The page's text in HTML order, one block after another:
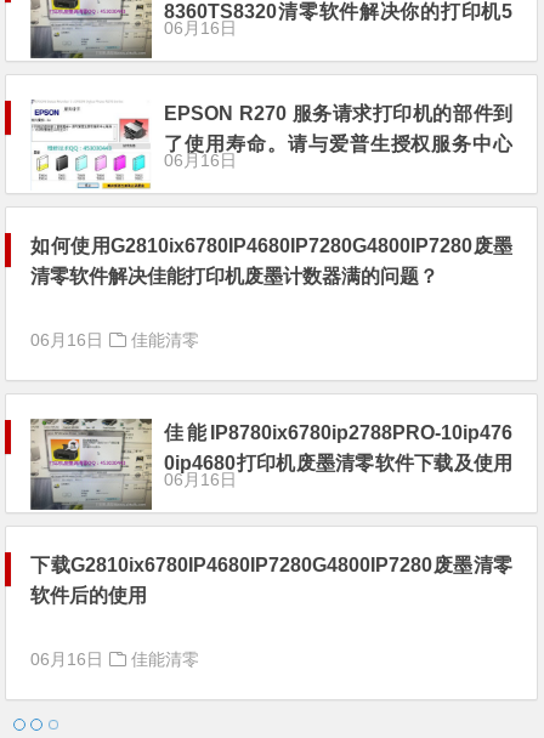
8360TS8320清零软件解决你的打印机5
B00烦恼
06月16日
EPSON R270 服务请求打印机的部件到
了使用寿命。请与爱普生授权服务中心
联系 ，可浏览爱普生公司主页。
06月16日
如何使用G2810ix6780IP4680IP7280G4800IP7280废墨
清零软件解决佳能打印机废墨计数器满的问题？
06月16日 佳能清零
佳能IP8780ix6780ip2788PRO-10ip476
0ip4680打印机废墨清零软件下载及使用
方法教程
06月16日
下载G2810ix6780IP4680IP7280G4800IP7280废墨清零
软件后的使用
06月16日 佳能清零